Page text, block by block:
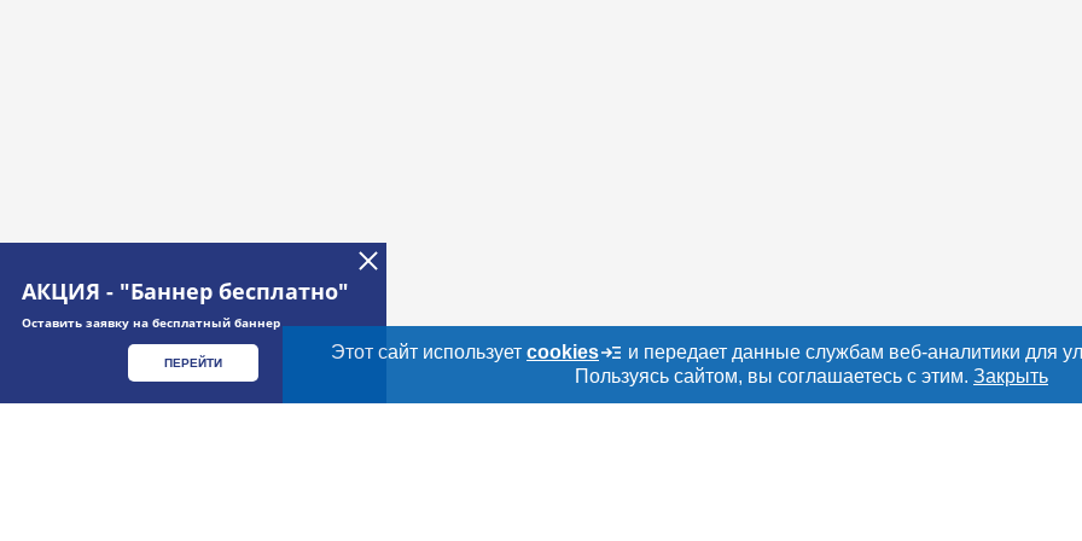
АКЦИЯ - "Баннер бесплатно"
Оставить заявку на бесплатный баннер
ПЕРЕЙТИ
Этот сайт использует cookies
и передает данные службам веб-аналитики для
Пользуясь сайтом, вы соглашаетесь с этим. Закрыть